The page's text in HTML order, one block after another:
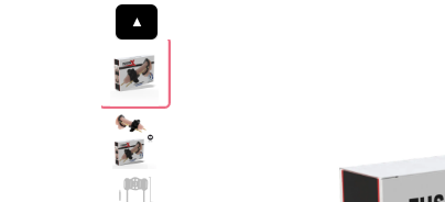
▲